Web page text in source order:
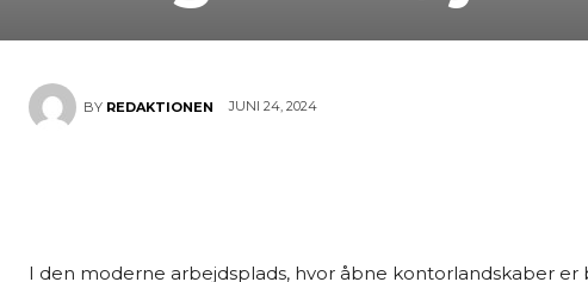
BY REDAKTIONEN JUNI 24, 2024
I den moderne arbejdsplads, hvor åbne kontorlandskaber